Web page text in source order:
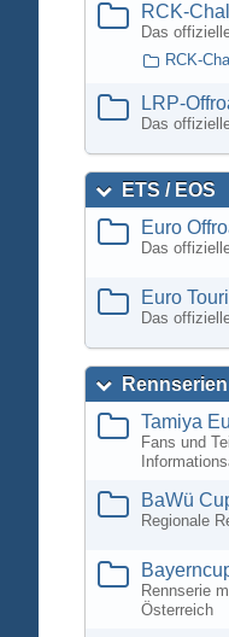
RCK-
Das
RCK-
LRP-
Das
ETS / EOS
Euro
Das
Euro
Das
Tamiya
Fans und
BaWü
Regionale
Rennserie
Österreich